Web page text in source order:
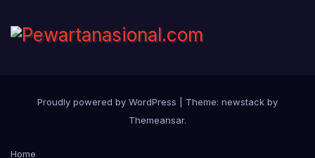
Proudly powered by WordPress
Theme: newstack by
Themeansar.
Home